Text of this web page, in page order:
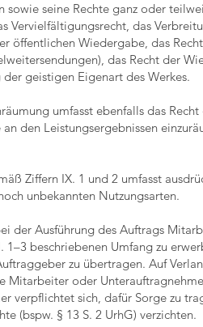
sowie seine Rechte ganz oder
Vervielfältigungsrecht, das
öffentlichen Wiedergabe, das
das Recht der
geistigen Eigenart des Werkes.
umfasst ebenfalls das
den Leistungsergebnissen
Ziffern IX. 1 und 2 umfasst
unbekannten Nutzungsarten.
der Ausführung des Auftrags
beschriebenen Umfang zu
zu übertragen. Auf
Mitarbeiter oder
verpflichtet sich, dafür Sorge zu
(bspw. § 13 S. 2 UrhG) verzichten.